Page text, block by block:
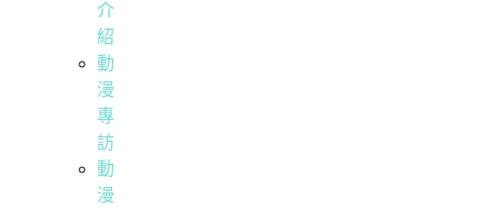
介
紹
動
漫
專
訪
動
漫